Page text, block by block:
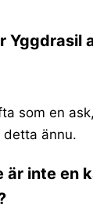
Yggdrasil
som en
detta ännu.
är inte en